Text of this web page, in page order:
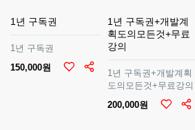
1년 구독권
1년 구독권
150,000원
1년 구독권+개발계
획도의모든것+무료
강의
1년 구독권+개발계획
도의모든것+무료강의
200,000원